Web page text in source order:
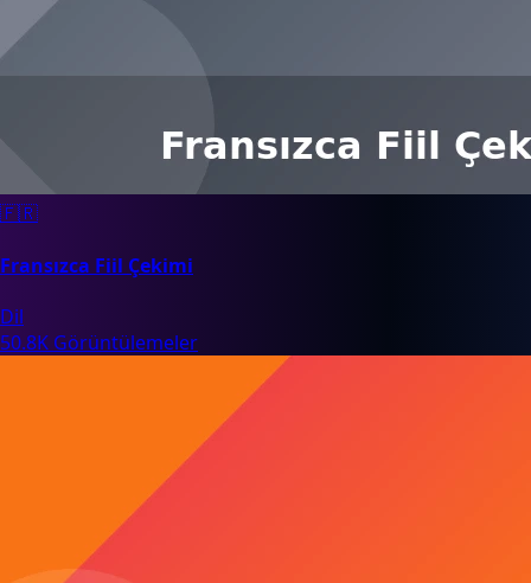
🇫🇷
Fransızca Fiil Çekimi
Dil
50.8K Görüntülemeler